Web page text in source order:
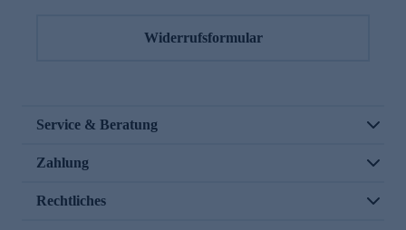
Widerrufsformular
Service & Beratung
Zahlung
Rechtliches